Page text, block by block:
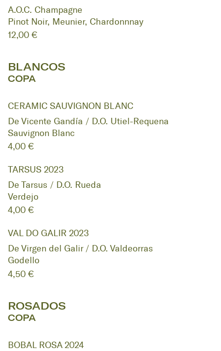
A.O.C. Champagne
Pinot Noir, Meunier, Chardonnnay
12,00 €
BLANCOS
COPA
CERAMIC SAUVIGNON BLANC
De Vicente Gandía / D.O. Utiel-Requena
Sauvignon Blanc
4,00 €
TARSUS 2023
De Tarsus / D.O. Rueda
Verdejo
4,00 €
VAL DO GALIR 2023
De Virgen del Galir / D.O. Valdeorras
Godello
4,50 €
ROSADOS
COPA
BOBAL ROSA 2024